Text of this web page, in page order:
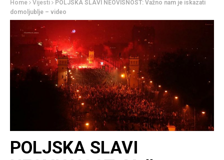
Home Vijesti
POLJSKA SLAVI NEOVISNOST: Važno nam je iskazati
domoljublje – video
POLJSKA SLAVI